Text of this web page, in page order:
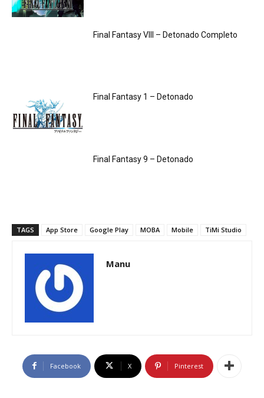
Final Fantasy VIII – Detonado Completo
Final Fantasy 1 – Detonado
Final Fantasy 9 – Detonado
TAGS App Store Google Play MOBA Mobile TiMi Studio
Manu
Facebook X Pinterest